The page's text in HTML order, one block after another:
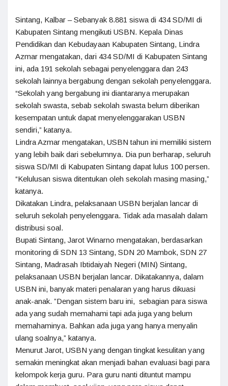
Sintang, Kalbar – Sebanyak 8.881 siswa di 434 SD/MI di
Kabupaten Sintang mengikuti USBN. Kepala Dinas
Pendidikan dan Kebudayaan Kabupaten Sintang, Lindra
Azmar mengatakan, dari 434 SD/MI di Kabupaten Sintang
ini, ada 191 sekolah sebagai penyelenggara dan 243
sekolah lainnya bergabung dengan sekolah penyelenggara.
“Sekolah yang bergabung ini diantaranya merupakan
sekolah swasta, sebab sekolah swasta belum diberikan
kesempatan untuk dapat menyelenggarakan USBN
sendiri,” katanya.
Lindra Azmar mengatakan, USBN tahun ini memiliki sistem
yang lebih baik dari sebelumnya. Dia pun berharap, seluruh
siswa SD/MI di Kabupaten Sintang dapat lulus 100 persen.
“Kelulusan siswa ditentukan oleh sekolah masing masing,”
katanya.
Dikatakan Lindra, pelaksanaan USBN berjalan lancar di
seluruh sekolah penyelenggara. Tidak ada masalah dalam
distribusi soal.
Bupati Sintang, Jarot Winarno mengatakan, berdasarkan
monitoring di SDN 13 Sintang, SDN 20 Mambok, SDN 27
Sintang, Madrasah Ibtidaiyah Negeri (MIN) Sintang,
pelaksanaan USBN berjalan lancar. Dikatakannya, dalam
USBN ini, banyak materi penalaran yang harus dikuasi
anak-anak. ”Dengan sistem baru ini, sebagian para siswa
ada yang sudah memahami tapi ada juga yang belum
memahaminya. Bahkan ada juga yang hanya menyalin
ulang soalnya,” katanya.
Menurut Jarot, USBN yang dengan tingkat kesulitan yang
semakin meningkat akan menjadi bahan evaluasi bagi para
kelompok kerja guru. Para guru nanti dituntut mampu